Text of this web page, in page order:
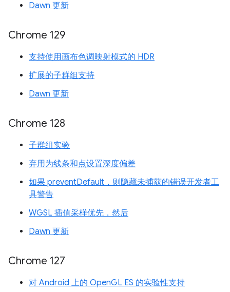
Dawn 更新
Chrome 129
支持使用画布色调映射模式的 HDR
扩展的子群组支持
Dawn 更新
Chrome 128
子群组实验
弃用为线条和点设置深度偏差
如果 preventDefault，则隐藏未捕获的错误开发者工
具警告
WGSL 插值采样优先，然后
Dawn 更新
Chrome 127
对 Android 上的 OpenGL ES 的实验性支持